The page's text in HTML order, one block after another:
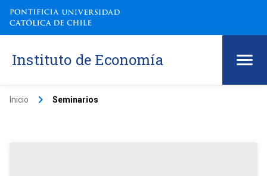
Instituto de Economía
Inicio keyboard_arrow_right Seminarios